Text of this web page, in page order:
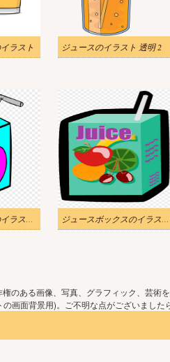
ラスト ジュースのイラスト 透明 2
ジュースボックスのイラストPNG素材 2 ジュースボックスのイラストPNG無料
のある画像、写真、グラフィック、芸術
面背景用)。ご不明な点がございました